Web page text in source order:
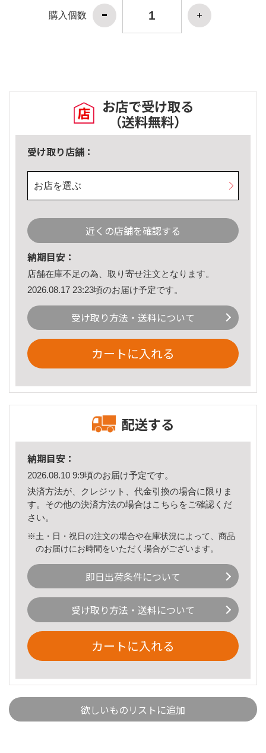
購入個数
お店で受け取る
（送料無料）
受け取り店舗：
お店を選ぶ
近くの店舗を確認する
納期目安：
店舗在庫不足の為、取り寄せ注文となります。
2026.08.17 23:23頃のお届け予定です。
受け取り方法・送料について
カートに入れる
配送する
納期目安：
2026.08.10 9:9頃のお届け予定です。
決済方法が、クレジット、代金引換の場合に限りま
す。その他の決済方法の場合はこちら をご確認くだ
さい。
※土・日・祝日の注文の場合や在庫状況によって、商品
のお届けにお時間をいただく場合がございます。
即日出荷条件について
受け取り方法・送料について
カートに入れる
欲しいものリストに追加